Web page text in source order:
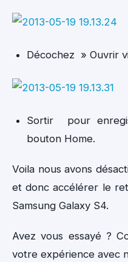
Décochez » Ouvrir
Sortir pour
bouton Home.
Voila nous avons
et donc accélérer le
Samsung Galaxy S4.
Avez vous essayé ?
votre expérience avec